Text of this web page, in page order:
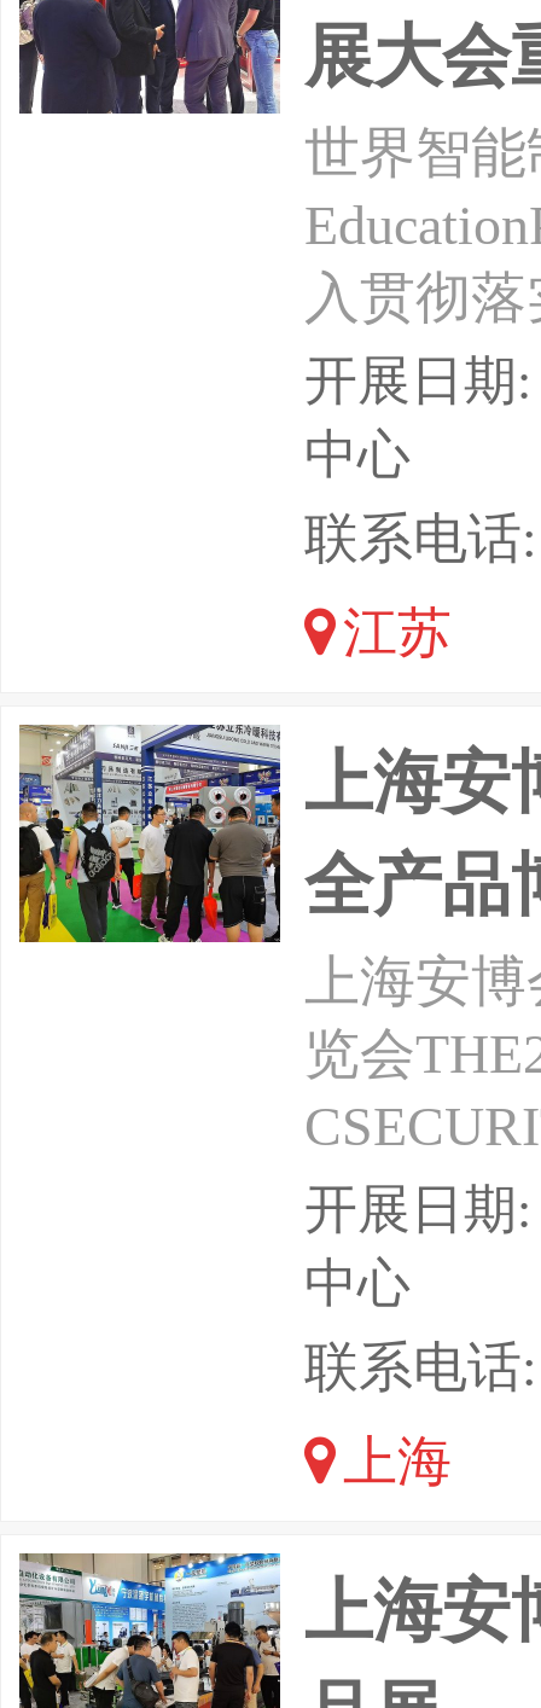
展大会
世界智
入贯彻
5年）》
署，统筹
效利用
们诚挚
南京举
开展日期
中心
联系电话
江苏
上海安
全产品
上海安
览会
海国际
发展数智
范产
开展日期
中心
联系电话
上海
上海安